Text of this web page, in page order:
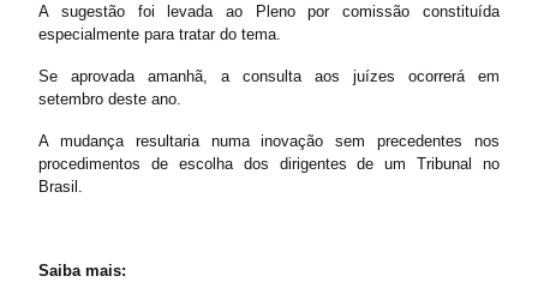
A sugestão foi levada ao Pleno por comissão constituída
especialmente para tratar do tema.
Se aprovada amanhã, a consulta aos juízes ocorrerá em
setembro deste ano.
A mudança resultaria numa inovação sem precedentes nos
procedimentos de escolha dos dirigentes de um Tribunal no
Brasil.
Saiba mais: